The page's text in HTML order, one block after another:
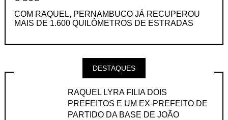
COM RAQUEL, PERNAMBUCO JÁ RECUPEROU
MAIS DE 1.600 QUILÔMETROS DE ESTRADAS
DESTAQUES
RAQUEL LYRA FILIA DOIS
PREFEITOS E UM EX-PREFEITO DE
PARTIDO DA BASE DE JOÃO